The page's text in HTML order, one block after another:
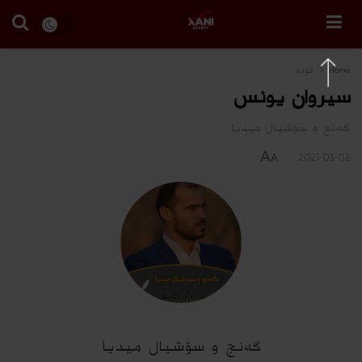
Home گۆتار
سیروان یونس
گه‌نج و سۆشیال میدیا
A
A
گه‌نج و سۆشیال میدیا